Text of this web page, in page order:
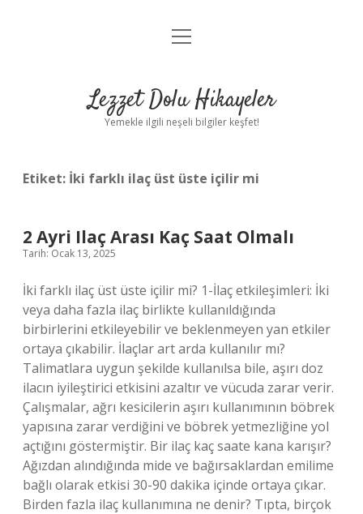
Anasayfa
Yasal Uyarı
menüyü
Lezzet Dolu Hikayeler
Yemekle ilgili neşeli bilgiler keşfet!
Etiket: İki farklı ilaç üst üste içilir mi
2 Ayri Ilaç Arası Kaç Saat Olmalı
Tarih: Ocak 13, 2025
İki farklı ilaç üst üste içilir mi? 1-İlaç etkileşimleri: İki
veya daha fazla ilaç birlikte kullanıldığında
birbirlerini etkileyebilir ve beklenmeyen yan etkiler
ortaya çıkabilir. İlaçlar art arda kullanılır mı?
Talimatlara uygun şekilde kullanılsa bile, aşırı doz
ilacın iyileştirici etkisini azaltır ve vücuda zarar verir.
Çalışmalar, ağrı kesicilerin aşırı kullanımının böbrek
yapısına zarar verdiğini ve böbrek yetmezliğine yol
açtığını göstermiştir. Bir ilaç kaç saate kana karışır?
Ağızdan alındığında mide ve bağırsaklardan emilime
bağlı olarak etkisi 30-90 dakika içinde ortaya çıkar.
Birden fazla ilaç kullanımına ne denir? Tıpta, birçok